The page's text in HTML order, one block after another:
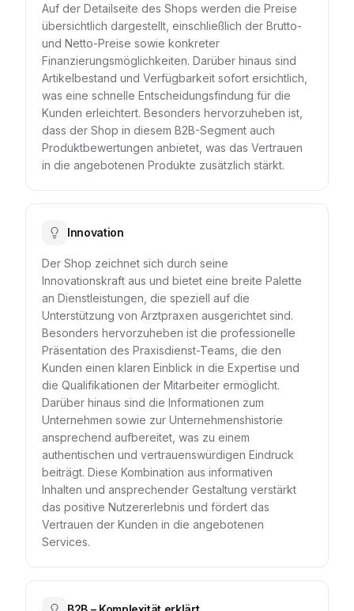
Auf der Detailseite des Shops werden die Preise
übersichtlich dargestellt, einschließlich der Brutto-
und Netto-Preise sowie konkreter
Finanzierungsmöglichkeiten. Darüber hinaus sind
Artikelbestand und Verfügbarkeit sofort ersichtlich,
was eine schnelle Entscheidungsfindung für die
Kunden erleichtert. Besonders hervorzuheben ist,
dass der Shop in diesem B2B-Segment auch
Produktbewertungen anbietet, was das Vertrauen
in die angebotenen Produkte zusätzlich stärkt.
Innovation
Der Shop zeichnet sich durch seine
Innovationskraft aus und bietet eine breite Palette
an Dienstleistungen, die speziell auf die
Unterstützung von Arztpraxen ausgerichtet sind.
Besonders hervorzuheben ist die professionelle
Präsentation des Praxisdienst-Teams, die den
Kunden einen klaren Einblick in die Expertise und
die Qualifikationen der Mitarbeiter ermöglicht.
Darüber hinaus sind die Informationen zum
Unternehmen sowie zur Unternehmenshistorie
ansprechend aufbereitet, was zu einem
authentischen und vertrauenswürdigen Eindruck
beiträgt. Diese Kombination aus informativen
Inhalten und ansprechender Gestaltung verstärkt
das positive Nutzererlebnis und fördert das
Vertrauen der Kunden in die angebotenen
Services.